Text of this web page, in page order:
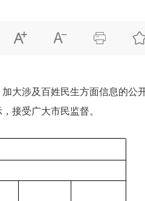
  
涉及百姓民生方面信息的公
接受广大市民监督。